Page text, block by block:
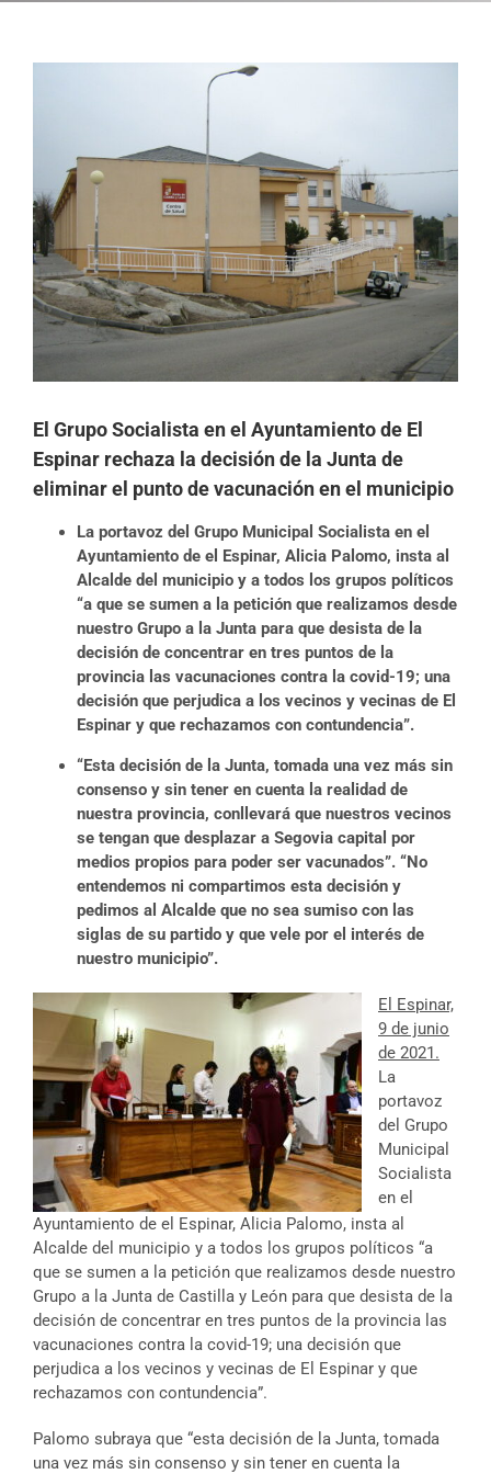
El Grupo Socialista en el Ayuntamiento de El
Espinar rechaza la decisión de la Junta de
eliminar el punto de vacunación en el municipio
La portavoz del Grupo Municipal Socialista en el
Ayuntamiento de el Espinar, Alicia Palomo, insta al
Alcalde del municipio y a todos los grupos políticos
“a que se sumen a la petición que realizamos desde
nuestro Grupo a la Junta para que desista de la
decisión de concentrar en tres puntos de la
provincia las vacunaciones contra la covid-19; una
decisión que perjudica a los vecinos y vecinas de El
Espinar y que rechazamos con contundencia”.
“Esta decisión de la Junta, tomada una vez más sin
consenso y sin tener en cuenta la realidad de
nuestra provincia, conllevará que nuestros vecinos
se tengan que desplazar a Segovia capital por
medios propios para poder ser vacunados”. “No
entendemos ni compartimos esta decisión y
pedimos al Alcalde que no sea sumiso con las
siglas de su partido y que vele por el interés de
nuestro municipio”.
El Espinar,
9 de junio
de 2021.
La
portavoz
del Grupo
Municipal
Socialista
en el
Ayuntamiento de el Espinar, Alicia Palomo, insta al
Alcalde del municipio y a todos los grupos políticos “a
que se sumen a la petición que realizamos desde nuestro
Grupo a la Junta de Castilla y León para que desista de la
decisión de concentrar en tres puntos de la provincia las
vacunaciones contra la covid-19; una decisión que
perjudica a los vecinos y vecinas de El Espinar y que
rechazamos con contundencia”.
Palomo subraya que “esta decisión de la Junta, tomada
una vez más sin consenso y sin tener en cuenta la